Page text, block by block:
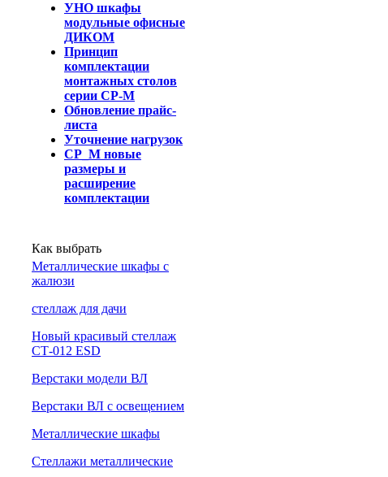
УНО шкафы
модульные офисные
ДИКОМ
Принцип
комплектации
монтажных столов
серии СР-М
Обновление прайс-
листа
Уточнение нагрузок
СР_М новые
размеры и
расширение
комплектации
Как выбрать
Металлические шкафы с
жалюзи
cтеллаж для дачи
Новый красивый стеллаж
СТ-012 ESD
Верстаки модели ВЛ
Верстаки ВЛ с освещением
Металлические шкафы
Стеллажи металлические